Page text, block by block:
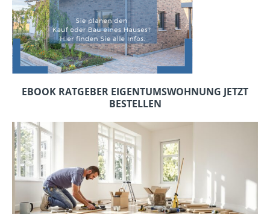
EBOOK RATGEBER EIGENTUMSWOHNUNG JETZT
BESTELLEN